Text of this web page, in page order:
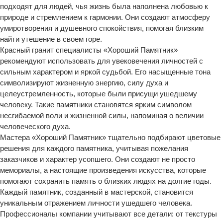
подходят для людей, чья жизнь была наполнена любовью к
природе и стремлением к гармонии. Они создают атмосферу
умиротворения и душевного спокойствия, помогая близким
найти утешение в своем горе.
Красный гранит специалисты «Хороший Памятник»
рекомендуют использовать для увековечения личностей с
сильным характером и яркой судьбой. Его насыщенные тона
символизируют жизненную энергию, силу духа и
целеустремленность, которые были присущи ушедшему
человеку. Такие памятники становятся ярким символом
несгибаемой воли и жизненной силы, напоминая о величии
человеческого духа.
Мастера «Хороший Памятник» тщательно подбирают цветовые
решения для каждого памятника, учитывая пожелания
заказчиков и характер усопшего. Они создают не просто
мемориалы, а настоящие произведения искусства, которые
помогают сохранить память о близких людях на долгие годы.
Каждый памятник, созданный в мастерской, становится
уникальным отражением личности ушедшего человека.
Профессионалы компании учитывают все детали: от текстуры